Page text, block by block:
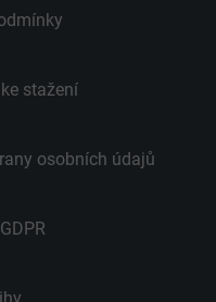
stažení
osobních údajů